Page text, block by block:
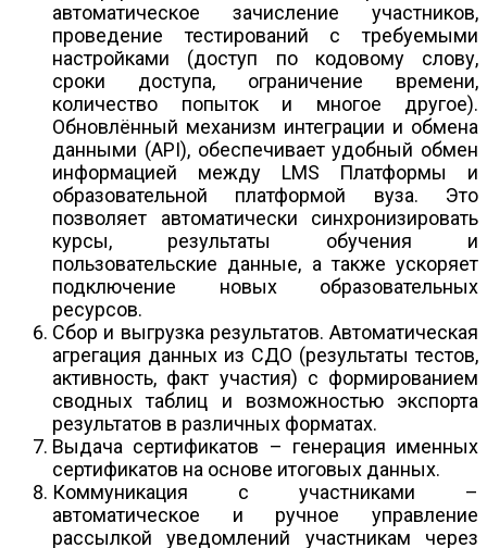
автоматическое зачисление участников,
проведение тестирований с требуемыми
настройками (доступ по кодовому слову,
сроки доступа, ограничение времени,
количество попыток и многое другое).
Обновлённый механизм интеграции и обмена
данными (API), обеспечивает удобный обмен
информацией между LMS Платформы и
образовательной платформой вуза. Это
позволяет автоматически синхронизировать
курсы, результаты обучения и
пользовательские данные, а также ускоряет
подключение новых образовательных
ресурсов.
Сбор и выгрузка результатов. Автоматическая
агрегация данных из СДО (результаты тестов,
активность, факт участия) с формированием
сводных таблиц и возможностью экспорта
результатов в различных форматах.
Выдача сертификатов – генерация именных
сертификатов на основе итоговых данных.
Коммуникация с участниками –
автоматическое и ручное управление
рассылкой уведомлений участникам через